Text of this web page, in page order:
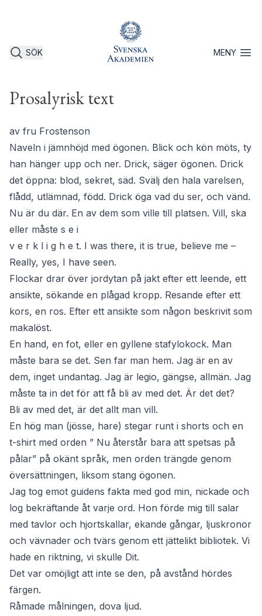
SÖK MENYÖppna
Prosalyrisk text
av fru Frostenson
Naveln i jämnhöjd med ögonen. Blick och kön möts, ty
han hänger upp och ner. Drick, säger ögonen. Drick
det öppna: blod, sekret, säd. Svälj den hala varelsen,
flådd, utlämnad, född. Drick öga vad du ser, och vänd.
Nu är du där. En av dem som ville till platsen. Vill, ska
eller måste s e i
v e r k l i g h e t. I was there, it is true, believe me –
Really, yes, I have seen.
Flockar drar över jordytan på jakt efter ett leende, ett
ansikte, sökande en plågad kropp. Resande efter ett
kors, en ros. Efter ett ansikte som någon beskrivit som
makalöst.
En hand, en fot, eller en gyllene stafylokock. Man
måste bara se det. Sen far man hem. Jag är en av
dem, inget undantag. Jag är legio, gängse, allmän. Jag
måste ta in det för att få bli av med det. Är det det?
Bli av med det, är det allt man vill.
En hög man (jösse, hare) stegar runt i shorts och en
t-shirt med orden ” Nu återstår bara att spetsas på
pålar” på okänt språk, men orden trängde genom
översättningen, liksom stang ögonen.
Jag tog emot guidens fakta med god min, nickade och
log bekräftande åt varje ord. Hon förde mig till salar
med tavlor och hjortskallar, ekande gångar, ljuskronor
och vävnader och tvärs genom ett jättelikt bibliotek. Vi
hade en riktning, vi skulle Dit.
Det var omöjligt att inte se den, på avstånd hördes
färgen.
Råmade målningen, dova ljud.